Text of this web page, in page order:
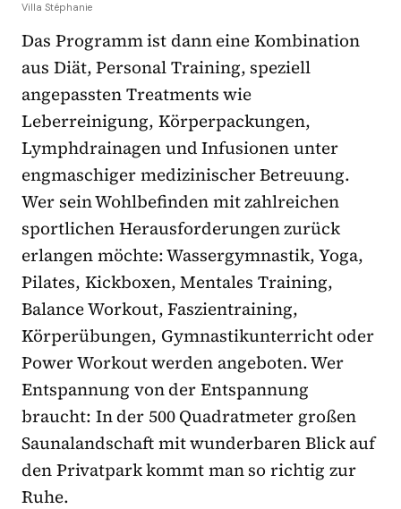
Villa Stéphanie
Das Programm ist dann eine Kombination
aus Diät, Personal Training, speziell
angepassten Treatments wie
Leberreinigung, Körperpackungen,
Lymphdrainagen und Infusionen unter
engmaschiger medizinischer Betreuung.
Wer sein Wohlbefinden mit zahlreichen
sportlichen Herausforderungen zurück
erlangen möchte: Wassergymnastik, Yoga,
Pilates, Kickboxen, Mentales Training,
Balance Workout, Faszientraining,
Körperübungen, Gymnastikunterricht oder
Power Workout werden angeboten. Wer
Entspannung von der Entspannung
braucht: In der 500 Quadratmeter großen
Saunalandschaft mit wunderbaren Blick auf
den Privatpark kommt man so richtig zur
Ruhe.